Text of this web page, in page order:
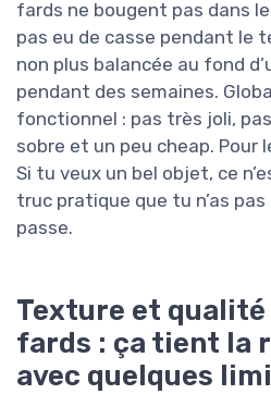
fards ne bougent pas dans
pas eu de casse pendant le
non plus balancée au fond
pendant des semaines.
fonctionnel : pas très joli,
sobre et un peu cheap. Pour
Si tu veux un bel objet, ce
truc pratique que tu n’as pas
passe.
Texture et qualité
fards : ça tient la
avec quelques